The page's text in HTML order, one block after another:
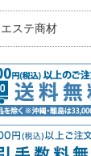
エステ商材